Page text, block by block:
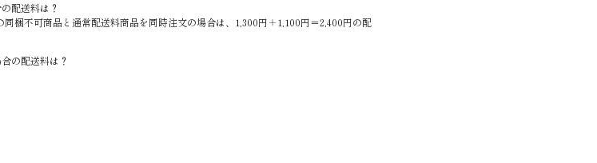
配送料は？
梱不可商品と通常配送料商品を同時注文の場合は、1,300円＋1,100円＝2,400円の配
の配送料は？